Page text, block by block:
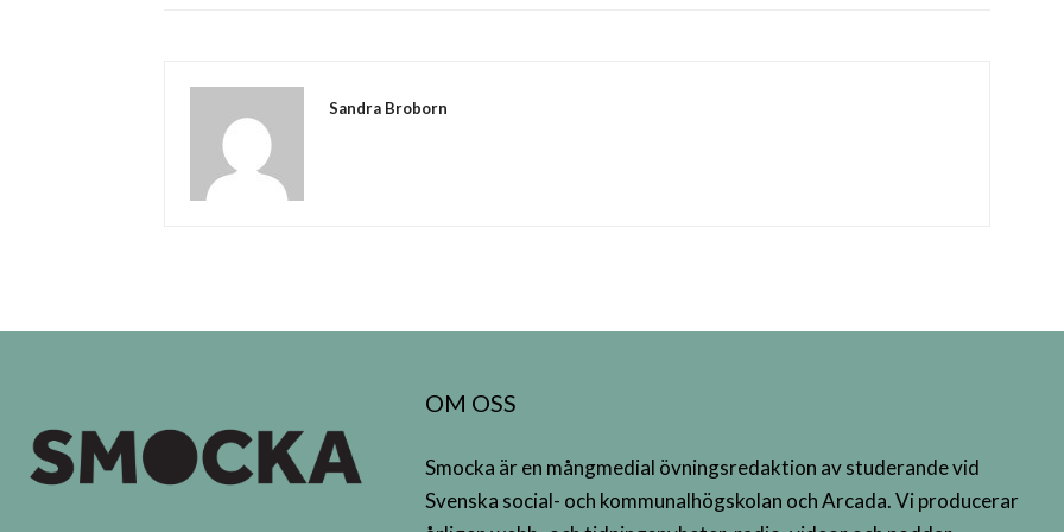
Sandra Broborn
OM OSS
Smocka är en mångmedial övningsredaktion av studerande vid
Svenska social- och kommunalhögskolan och Arcada. Vi producerar